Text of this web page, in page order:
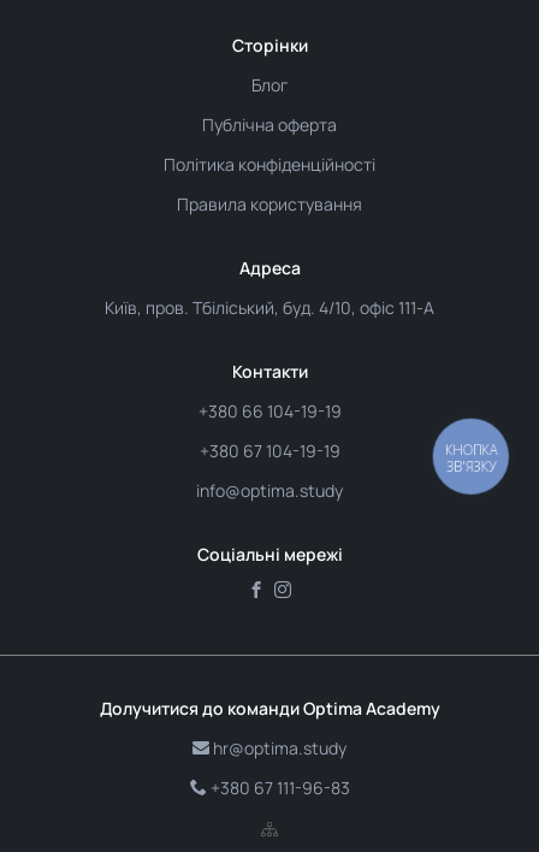
Сторінки
Блог
Публічна оферта
Політика конфіденційності
Правила користування
Адреса
Київ, пров. Тбіліський, буд. 4/10, офіс 111-А
Контакти
+380 66 104-19-19
+380 67 104-19-19
info@optima.study
Соціальні мережі
Долучитися до команди Optima Academy
hr@optima.study
+380 67 111-96-83
КНОПКА
ЗВ'ЯЗКУ